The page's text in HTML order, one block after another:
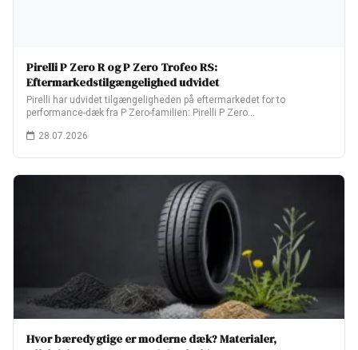
Pirelli P Zero R og P Zero Trofeo RS:
Eftermarkedstilgængelighed udvidet
Pirelli har udvidet tilgængeligheden på eftermarkedet for to
performance-dæk fra P Zero-familien: Pirelli P Zero…
28.07.2026
Hvor bæredygtige er moderne dæk? Materialer,